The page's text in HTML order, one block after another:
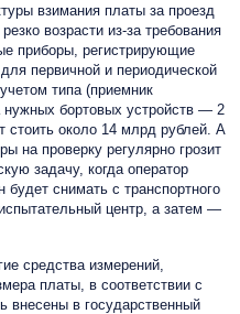
взимания платы за проезд
возрасти из-за требования
приборы, регистрирующие
первичной и периодической
типа (приемник
нужных бортовых устройств — 2
стоить около 14 млрд рублей. А
на проверку регулярно грозит
задачу, когда оператор
снимать с транспортного
центр, а затем —
средства измерений,
платы, в соответствии с
внесены в государственный